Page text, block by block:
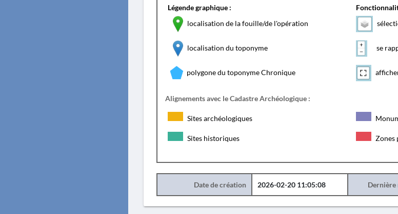
Légende graphique :
localisation de la fouille/de l'opération
localisation du toponyme
polygone du toponyme Chronique
se
Alignements avec le Cadastre Archéologique :
Sites archéologiques
Sites historiques Zones
Date de création 2026-02-20 11:05:08